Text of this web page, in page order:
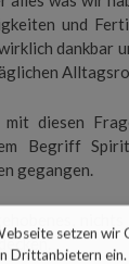
und
dankbar
diesen
Begriff
gegangen.
setzen wir
Drittanbietern